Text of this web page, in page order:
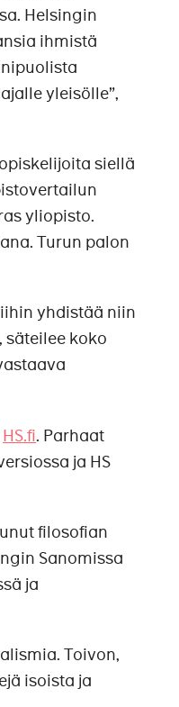
Helsingin
ihmistä
yleisölle”,
siellä
yliopisto.
Turun palon
yhdistää niin
koko
HS.fi. Parhaat
ja HS
filosofian
Sanomissa
ja
Toivon,
isoista ja